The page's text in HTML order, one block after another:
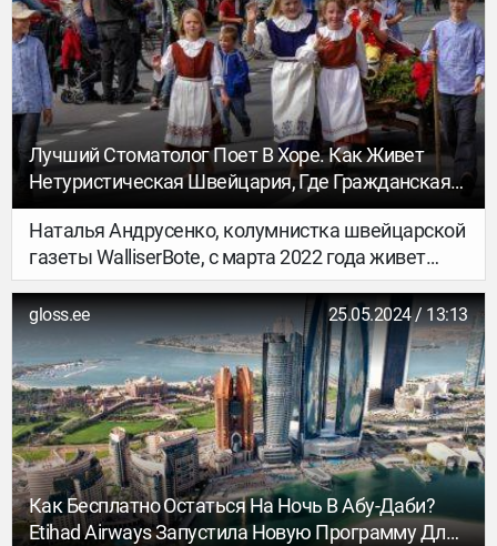
Турция давно стала главным пересадочным
хабом и не оставила никаких недосказанностей,
Египет за несколько лет потерял статус страны с
классным сервисом, Южная Америка слишком
далеко, а Эмираты стали дальним
Подмосковьем.
Лучший Стоматолог Поет В Хоре. Как Живет
Нетуристическая Швейцария, Где Гражданская
Активность Важнее Профессиональных Качеств
Наталья Андрусенко, колумнистка швейцарской
газеты WalliserBote, с марта 2022 года живет
в Швейцарии, в кантоне Вале и рассказывает
о неочевидных чертах швейцарского общества.
gloss.ee 25.05.2024 / 13:13
Как Бесплатно Остаться На Ночь В Абу-Даби?
Etihad Airways Запустила Новую Программу Для